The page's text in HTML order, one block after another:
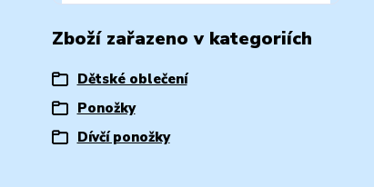
Zboží zařazeno v kategoriích
Dětské oblečení
Ponožky
Dívčí ponožky